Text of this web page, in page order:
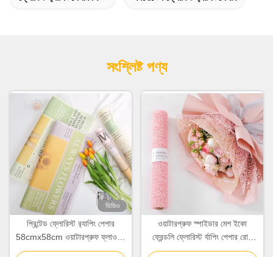
সংশ্লিষ্ট পণ্য
ভিডিও
প্রিন্টেড ফ্লোরিস্ট র‌্যাপিং পেপার
58cmx58cm ওয়াটারপ্রুফ ফ্লাওয়ার
র‌্যাপিং পেপার 80gsm
ওয়াটারপ্রুফ স্পাইডার মেশ ইকো
ফ্রেন্ডলি ফ্লোরিস্ট র্যাপিং পেপার রোল
50cm*5Y